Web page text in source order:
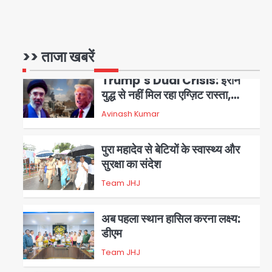
>> ताजा खबरें
5
1
Trump’s Dual Crisis: ईरान
युद्ध से नहीं मिल रहा एग्ज़िट रास्ता,
जन्मसिद्ध नागरिकता पर सुप्रीम कोर्ट
को दी फिर चुनौती
Avinash Kumar
2
पुरा महादेव से बेटियों के स्वास्थ्य और
सुरक्षा का संदेश
Team JHJ
3
अब पहला स्थान हासिल करना लक्ष्य:
डीएम
Team JHJ